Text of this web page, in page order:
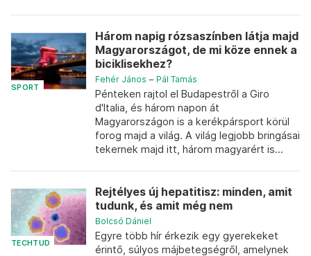
SPORT
Három napig rózsaszínben látja majd
Magyarországot, de mi köze ennek a
biciklisekhez?
Fehér János – Pál Tamás
Pénteken rajtol el Budapestről a Giro
d'Italia, és három napon át
Magyarországon is a kerékpársport körül
forog majd a világ. A világ legjobb bringásai
tekernek majd itt, három magyarért is...
TECHTUD
Rejtélyes új hepatitisz: minden, amit
tudunk, és amit még nem
Bolcsó Dániel
Egyre több hír érkezik egy gyerekeket
érintő, súlyos májbetegségről, amelynek